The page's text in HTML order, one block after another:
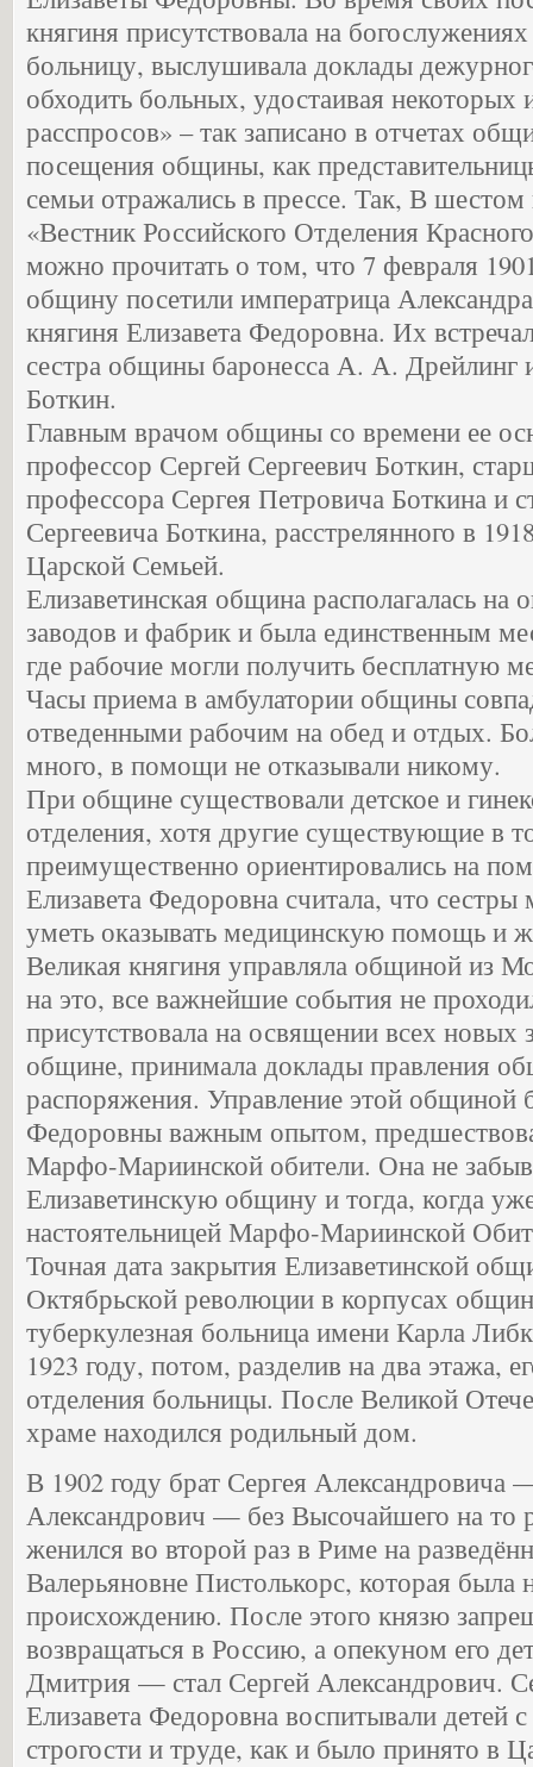
княгиня присутствовала на
больницу, выслушивала доклады
обходить больных, удостаивая
расспросов» – так записано в отчетах
посещения общины, как
семьи отражались в прессе. Так, В
«Вестник Российского Отделения
можно прочитать о том, что 7 февраля
общину посетили императрица
княгиня Елизавета Федоровна. Их
сестра общины баронесса А. А. Дрейлинг
Боткин.
Главным врачом общины со времени ее
профессор Сергей Сергеевич Боткин,
профессора Сергея Петровича Боткина и
Сергеевича Боткина, расстрелянного в
Царской Семьей.
Елизаветинская община располагалась на
заводов и фабрик и была единственным
где рабочие могли получить бесплатную
Часы приема в амбулатории общины
отведенными рабочим на обед и отдых.
много, в помощи не отказывали никому.
При общине существовали детское и
отделения, хотя другие существующие в
преимущественно ориентировались на
Елизавета Федоровна считала, что
уметь оказывать медицинскую помощь и
Великая княгиня управляла общиной из
на это, все важнейшие события не
присутствовала на освящении всех новых
общине, принимала доклады правления
распоряжения. Управление этой общиной
Федоровны важным опытом,
Марфо-Мариинской обители. Она не
Елизаветинскую общину и тогда, когда
настоятельницей Марфо-Мариинской
Точная дата закрытия Елизаветинской
Октябрьской революции в корпусах
туберкулезная больница имени Карла
1923 году, потом, разделив на два этажа,
отделения больницы. После Великой
храме находился родильный дом.
В 1902 году брат Сергея Александровича
Александрович — без Высочайшего на
женился во второй раз в Риме на
Валерьяновне Пистолькорс, которая была
происхождению. После этого князю
возвращаться в Россию, а опекуном его
Дмитрия — стал Сергей Александрович.
Елизавета Федоровна воспитывали детей
строгости и труде, как и было принято в